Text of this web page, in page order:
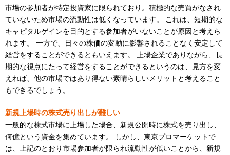
市場の参加者が特定投資家に限られており。積極的な売買がなされ
ていないため市場の流動性は低くなっています。 これは、短期的な
キャピタルゲインを目的とする参加者がいないことが原因と考えら
れます。 一方で、日々の株価の変動に影響されることなく安定して
経営をすることができるともいえます。 上場企業でありながら、長
期的な視点にたって経営をすることができるというのは、見方を変
えれば、他の市場ではあり得ない素晴らしいメリットと考えること
もできるでしょう。
新規上場時の株式売り出しが難しい
一般的な株式市場に上場した場合、新規公開時に株式を売り出し、
何億という資金を集めています。 しかし、東京プロマーケットで
は、上記のとおり市場参加者が限られ流動性が低いことから、新規